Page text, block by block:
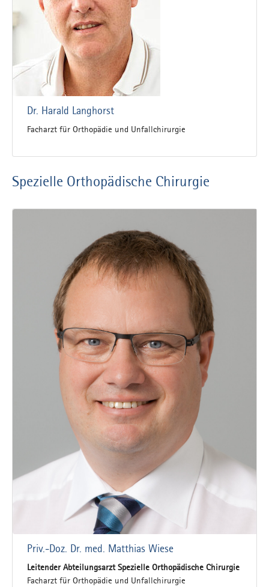
Dr. Harald Langhorst
Facharzt für Orthopädie und Unfallchirurgie
Spezielle Orthopädische Chirurgie
Priv.-Doz. Dr. med. Matthias Wiese
Leitender Abteilungsarzt Spezielle Orthopädische Chirurgie
Facharzt für Orthopädie und Unfallchirurgie